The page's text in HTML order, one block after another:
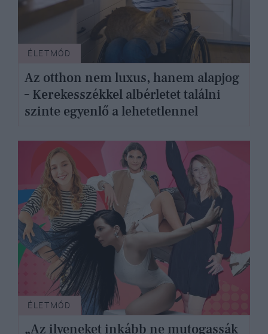
ÉLETMÓD
Az otthon nem luxus, hanem alapjog
– Kerekesszékkel albérletet találni
szinte egyenlő a lehetetlennel
ÉLETMÓD
„Az ilyeneket inkább ne mutogassák